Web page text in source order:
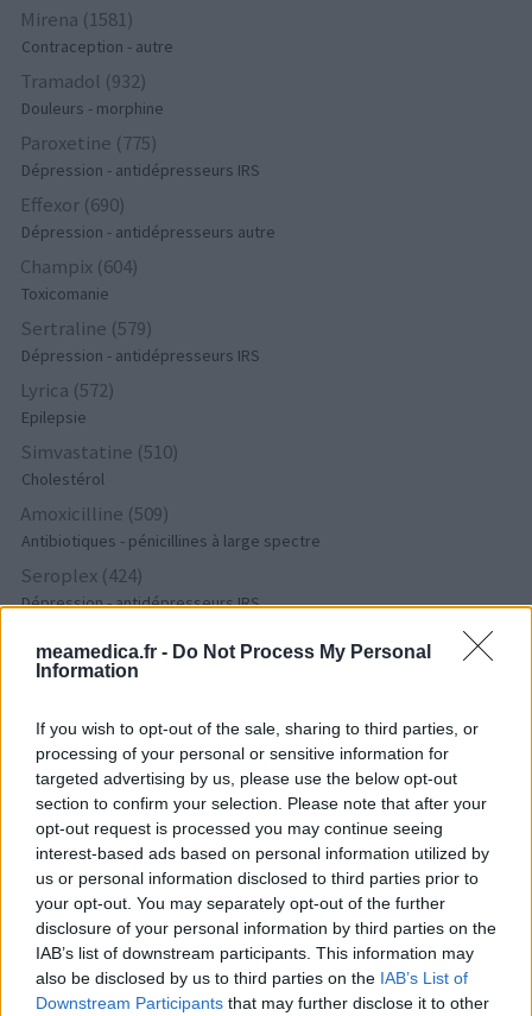
meamedica.fr - Do Not Process My Personal
Information
If you wish to opt-out of the sale, sharing to third parties, or
processing of your personal or sensitive information for
targeted advertising by us, please use the below opt-out
section to confirm your selection. Please note that after your
opt-out request is processed you may continue seeing
interest-based ads based on personal information utilized by
us or personal information disclosed to third parties prior to
your opt-out. You may separately opt-out of the further
disclosure of your personal information by third parties on the
IAB’s list of downstream participants. This information may
also be disclosed by us to third parties on the IAB’s List of
Downstream Participants that may further disclose it to other
Mirena (1581)
Contraception - autre
Tramadol (932)
Douleurs - morphine
Paroxetine (775)
Dépression - antidépresseurs IRS
Effexor (690)
Dépression - antidépresseurs autre
Champix (604)
Toxicomanie
Sertraline (579)
Dépression - antidépresseurs IRS
Lyrica (572)
Epilepsie
Simvastatine (510)
Cholestérol
Amoxicilline (509)
Antibiotiques - pénicillines à large spectre
Seroplex (424)
Dépression - antidépresseurs IRS
Dépression - antidépresseurs autre
Cancer - hormones et antihormones
Crestor (366)
Cholestérol
Deroxat (366)
Dépression - antidépresseurs IRS
Citalopram (358)
Dépression - antidépresseurs IRS
Metformine (357)
Diabètes - médicaments oraux
Pyostacine (311)